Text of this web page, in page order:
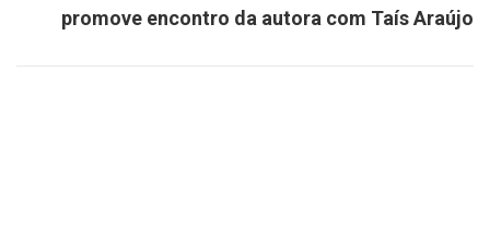
promove encontro da autora com Taís Araújo